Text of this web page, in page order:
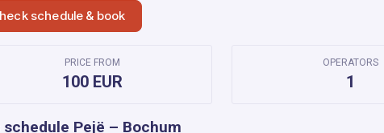
schedule & book
PRICE FROM
100 EUR
OPERATORS
1
schedule Pejë – Bochum